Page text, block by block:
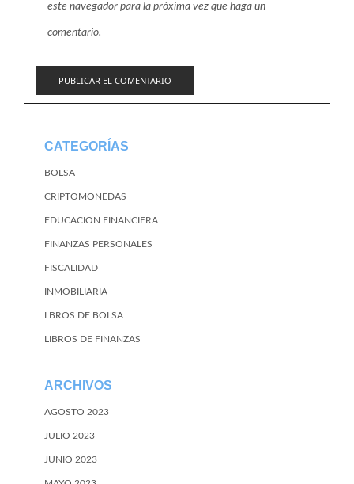
este navegador para la próxima vez que haga un
comentario.
CATEGORÍAS
BOLSA
CRIPTOMONEDAS
EDUCACION FINANCIERA
FINANZAS PERSONALES
FISCALIDAD
INMOBILIARIA
LBROS DE BOLSA
LIBROS DE FINANZAS
ARCHIVOS
AGOSTO 2023
JULIO 2023
JUNIO 2023